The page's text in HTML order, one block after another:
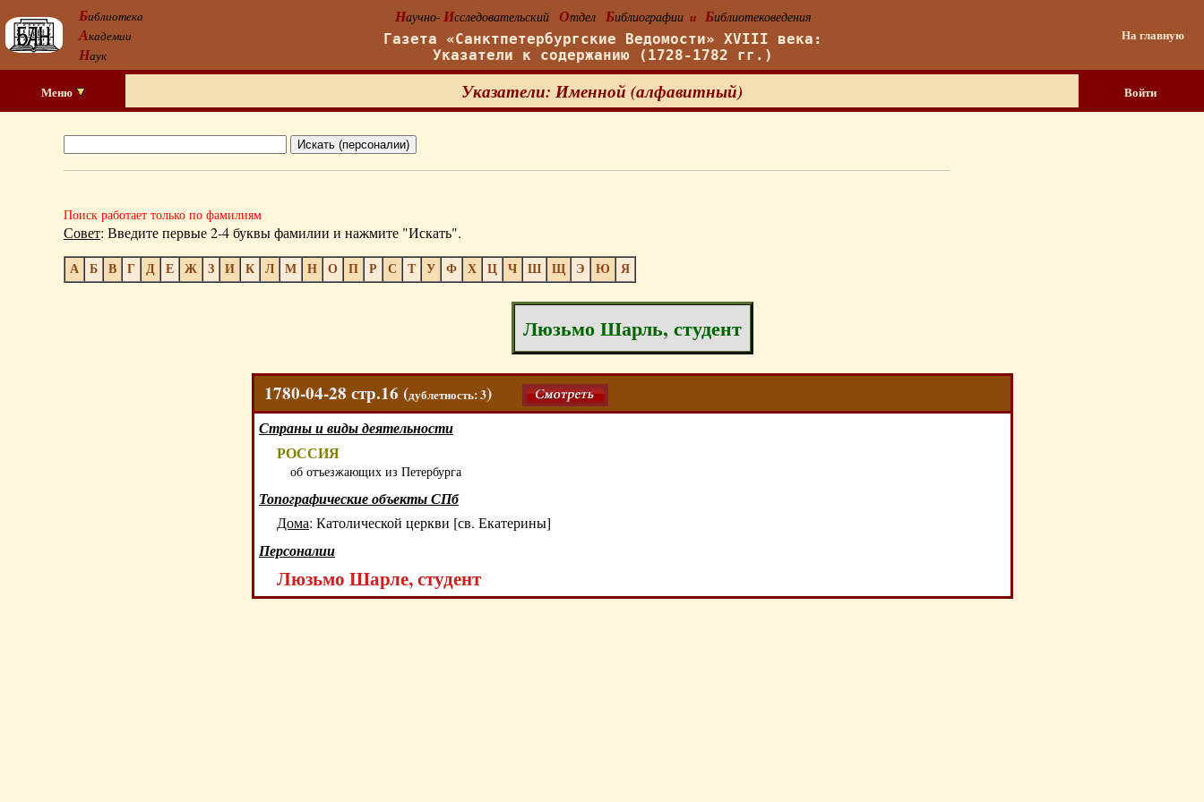
Библиотека
Академии
Наук
Научно- Исследовательский Отдел Библиографии и Библиотековедения
Газета «Санктпетербургские Ведомости» XVIII века:
Указатели к содержанию (1728-1782 гг.)
На главную
Меню Указатели: Именной (алфавитный) Войти
Поиск работает только по фамилиям
Совет: Введите первые 2-4 буквы фамилии и нажмите "Искать".
А Б В Г Д Е Ж З И К Л М Н О П Р С Т У Ф Х Ц Ч Ш Щ Э Ю Я
Люзьмо Шарль, студент
1780-04-28 стр.16 (дублетность: 3)
Страны и виды деятельности
РОССИЯ
об отъезжающих из Петербурга
Топографические объекты СПб
Дома: Католической церкви [св. Екатерины]
Персоналии
Люзьмо Шарле, студент